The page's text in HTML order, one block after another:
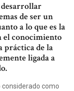
de ser un
a lo que es la
el conocimiento
de la
ligada a
como